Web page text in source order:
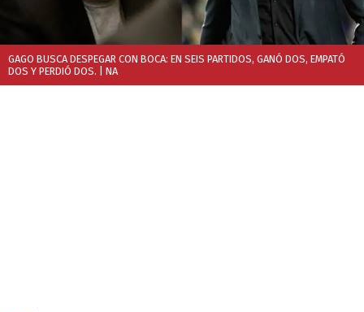
GAGO BUSCA DESPEGAR CON BOCA: EN SEIS PARTIDOS, GANÓ DOS, EMPATÓ
DOS Y PERDIÓ DOS.
| NA